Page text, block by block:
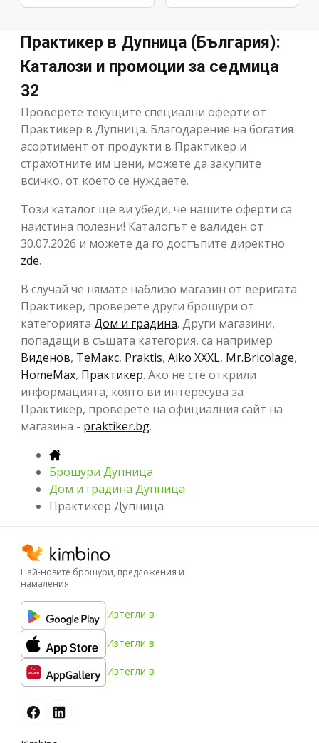
Практикер в Дупница (България):
Каталози и промоции за седмица
32
Проверете текущите специални оферти от
Практикер в Дупница. Благодарение на богатия
асортимент от продукти в Практикер и
страхотните им цени, можете да закупите
всичко, от което се нуждаете.
Този каталог ще ви убеди, че нашите оферти са
наистина полезни! Каталогът е валиден от
30.07.2026 и можете да го достъпите директно
zde.
В случай че нямате наблизо магазин от веригата
Практикер, проверете други брошури от
категорията Дом и градина. Други магазини,
попадащи в същата категория, са например
Виденов, ТеMакс, Praktis, Aiko XXXL, Mr.Bricolage,
HomeMax, Практикер. Ако не сте открили
информацията, която ви интересува за
Практикер, проверете на официалния сайт на
магазина - praktiker.bg.
Брошури Дупница
Дом и градина Дупница
Практикер Дупница
Най-новите брошури, предложения и
намаления
Изтегли в
Изтегли в
Изтегли в